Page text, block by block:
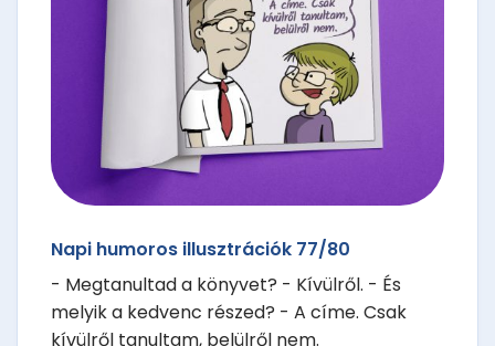
Napi humoros illusztrációk 77/80
- Megtanultad a könyvet? - Kívülről. - És
melyik a kedvenc részed? - A címe. Csak
kívülről tanultam, belülről nem.